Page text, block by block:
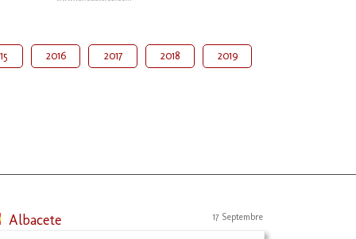
2016 2017 2018 2019
Albacete 17 Septembre